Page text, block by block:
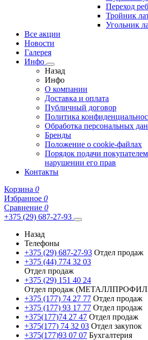
Переход
Тройник
Угольник
Все акции
Новости
Галерея
Инфо
Назад
Инфо
О компании
Доставка и оплата
Публичный договор
Политика
Обработка персональных
Бренды
Положение о cookie-файлах
Порядок подачи
нарушении его прав
Контакты
Корзина 0
Избранное 0
Сравнение 0
+375 (29) 687-27-93
Назад
Телефоны
+375 (29) 687-27-93 Отдел продаж
+375 (44) 774 32 03
Отдел продаж
+375 (29) 151 40 24
Отдел продаж
+375 (177) 74 27 77 Отдел продаж
+375 (177) 93 17 77 Отдел продаж
+375(177)74 27 47 Отдел продаж
+375(177) 74 32 03 Отдел закупок
+375(177)93 07 07 Бухгалтерия